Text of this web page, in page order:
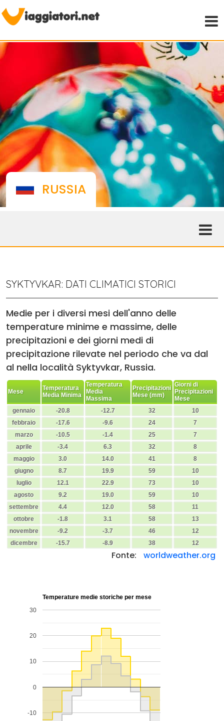
RUSSIA
SYKTYVKAR: DATI CLIMATICI STORICI
Medie per i diversi mesi dell'anno delle
temperature minime e massime, delle
precipitazioni e dei giorni medi di
precipitazione rilevate nel periodo che va dal
al nella località Syktyvkar, Russia.
Mese
Temperatura
Media Minima
Temperatura
Media
Massima
Precipitazioni
Mese (mm)
Giorni di
Precipitazioni
Mese
gennaio
-20.8 -12.7 32
10
febbraio
-17.6 -9.6 24
7
marzo
-10.5 -1.4 25
7
aprile
-3.4 6.3 32
8
maggio
3.0 14.0 41
8
giugno
8.7 19.9 59
10
luglio
12.1 22.9 73
10
agosto
9.2 19.0 59
10
settembre
4.4 12.0 58
11
ottobre
-1.8 3.1 58
13
novembre
-9.2 -3.7 46
12
dicembre
-15.7 -8.9 38 12
Fonte: worldweather.org
Temperature medie storiche per mese
-10
0
10
20
30